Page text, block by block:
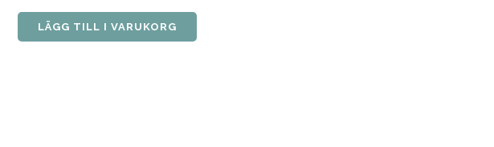
LÄGG TILL I VARUKORG